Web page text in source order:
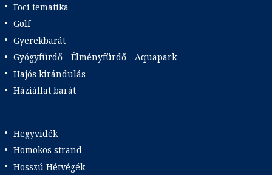
Foci tematika
Golf
Gyerekbarát
Gyógyfürdő - Élményfürdő - Aquapark
Hajós kirándulás
Háziállat barát
Hegyvidék
Homokos strand
Hosszú Hétvégék